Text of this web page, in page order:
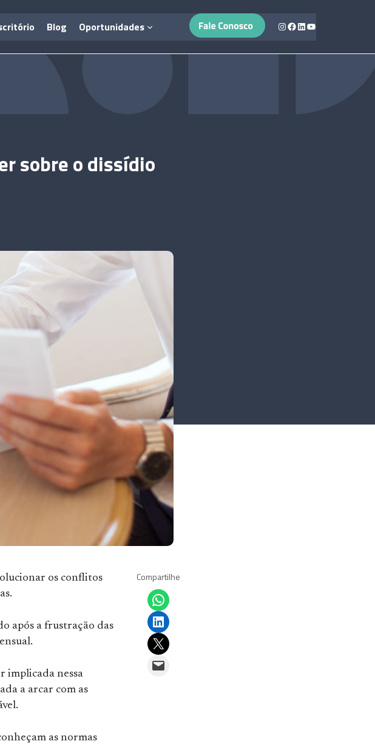
Blog Oportunidades Instagram
Facebook
LinkedIn
Youtube
sobre o dissídio
os conflitos
após a frustração das
implicada nessa
a arcar com as
as normas
Compartilhe
Share on WhatsApp
Share on LinkedIn
Email this Page
Email this Page